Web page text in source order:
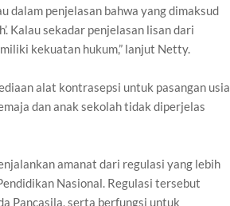
dalam penjelasan bahwa yang dimaksud
Kalau sekadar penjelasan lisan dari
kekuatan hukum,” lanjut Netty.
alat kontrasepsi untuk pasangan usia
dan anak sekolah tidak diperjelas
amanat dari regulasi yang lebih
Nasional. Regulasi tersebut
Pancasila, serta berfungsi untuk